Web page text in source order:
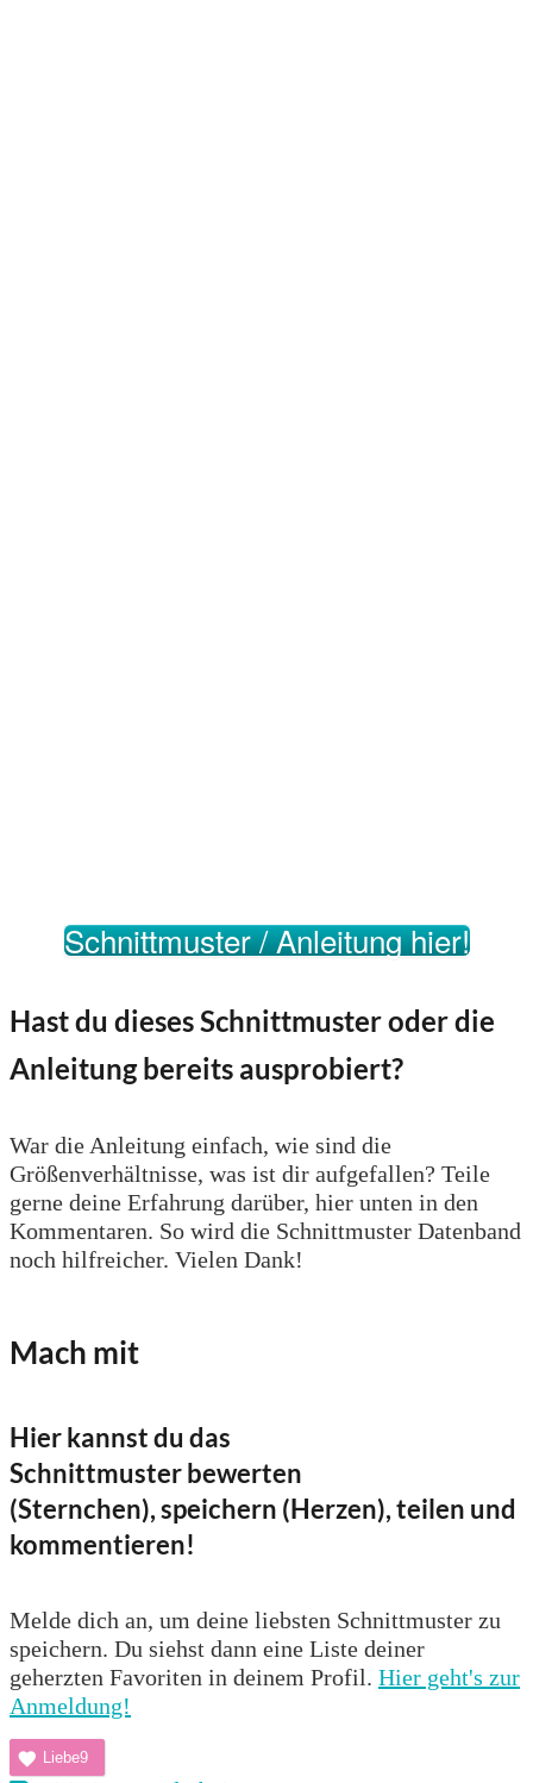
Schnittmuster / Anleitung hier!
Hast du dieses Schnittmuster oder die
Anleitung bereits ausprobiert?
War die Anleitung einfach, wie sind die
Größenverhältnisse, was ist dir aufgefallen? Teile
gerne deine Erfahrung darüber, hier unten in den
Kommentaren. So wird die Schnittmuster Datenband
noch hilfreicher. Vielen Dank!
Mach mit
Hier kannst du das
Schnittmuster bewerten
(Sternchen), speichern (Herzen), teilen und
kommentieren!
Melde dich an, um deine liebsten Schnittmuster zu
speichern. Du siehst dann eine Liste deiner
geherzten Favoriten in deinem Profil. Hier geht's zur
Anmeldung!
Liebe9